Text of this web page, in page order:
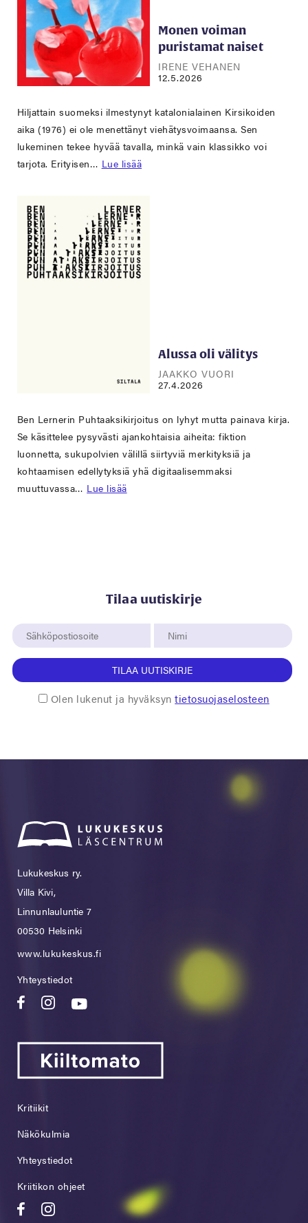
Monen voiman
puristamat naiset
IRENE VEHANEN
12.5.2026
Hiljattain suomeksi ilmestynyt katalonialainen Kirsikoiden
aika (1976) ei ole menettänyt viehätysvoimaansa. Sen
lukeminen tekee hyvää tavalla, minkä vain klassikko voi
tarjota. Erityisen… Lue lisää
Alussa oli välitys
JAAKKO VUORI
27.4.2026
Ben Lernerin Puhtaaksikirjoitus on lyhyt mutta painava kirja.
Se käsittelee pysyvästi ajankohtaisia aiheita: fiktion
luonnetta, sukupolvien välillä siirtyviä merkityksiä ja
kohtaamisen edellytyksiä yhä digitaalisemmaksi
muuttuvassa… Lue lisää
Tilaa uutiskirje
TILAA UUTISKIRJE
Olen lukenut ja hyväksyntietosuojaselosteen
Lukukeskus ry.
Villa Kivi,
Linnunlauluntie 7
00530 Helsinki
www.lukukeskus.fi
Yhteystiedot
Kritiikit
Näkökulmia
Yhteystiedot
Kriitikon ohjeet